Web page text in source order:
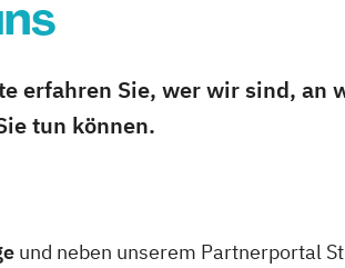
erfahren Sie, wer wir sind, an
tun können.
und neben unserem Partnerportal